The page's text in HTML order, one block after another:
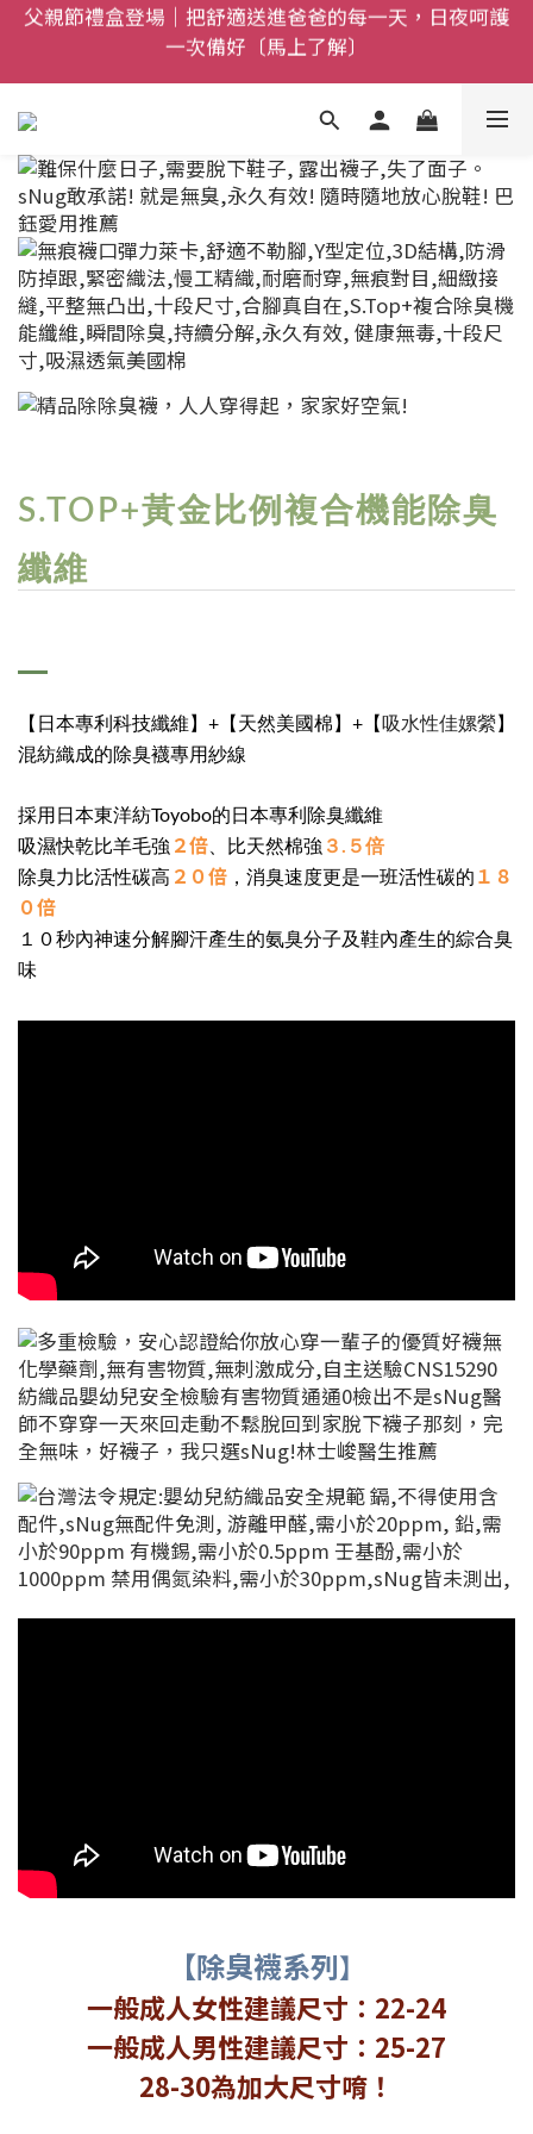
全館$800免運｜任搭８折起｜滿額再送新品-悠哉斑馬
襪〔立即了解〕
一次備好〔馬上了解〕
襪〔立即了解〕
S.TOP+黃金比例複合機能除臭
纖維
【日本專利科技纖維】+【天然美國棉】+【 吸水性佳嫘縈】
混紡織成的除臭襪專用紗線
採用日本東洋紡Toyobo的日本專利除臭纖維
吸濕快乾比羊毛強 ２倍 、比天然棉強 ３.５倍
除臭力比活性碳高 ２０倍 ，消臭速度更是一班活性碳的 １８
０倍
１０秒內神速分解腳汗產生的氨臭分子及鞋內產生的綜合臭
味
【除臭襪系列】
一般成人女性建議尺寸：22-24
一般成人男性建議尺寸：25-27
28-30為加大尺寸唷！